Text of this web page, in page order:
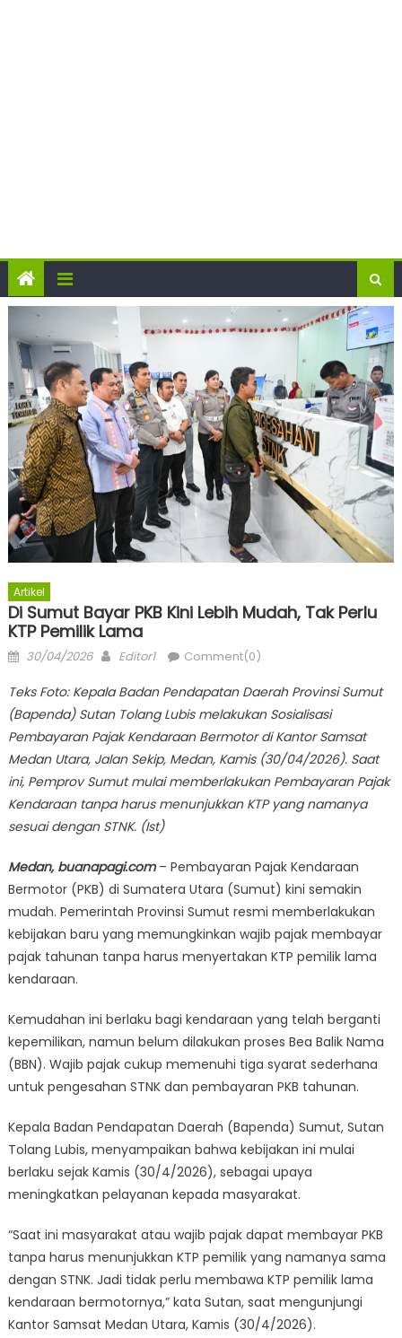
Artikel
Di Sumut Bayar PKB Kini Lebih Mudah, Tak Perlu
KTP Pemilik Lama
Posted
30/04/2026 Author
Editor1 Comment(0)
Teks Foto: Kepala Badan Pendapatan Daerah Provinsi Sumut
(Bapenda) Sutan Tolang Lubis melakukan Sosialisasi
Pembayaran Pajak Kendaraan Bermotor di Kantor Samsat
Medan Utara, Jalan Sekip, Medan, Kamis (30/04/2026). Saat
ini, Pemprov Sumut mulai memberlakukan Pembayaran Pajak
Kendaraan tanpa harus menunjukkan KTP yang namanya
sesuai dengan STNK. (Ist)
Medan, buanapagi.com– Pembayaran Pajak Kendaraan
Bermotor (PKB) di Sumatera Utara (Sumut) kini semakin
mudah. Pemerintah Provinsi Sumut resmi memberlakukan
kebijakan baru yang memungkinkan wajib pajak membayar
pajak tahunan tanpa harus menyertakan KTP pemilik lama
kendaraan.
Kemudahan ini berlaku bagi kendaraan yang telah berganti
kepemilikan, namun belum dilakukan proses Bea Balik Nama
(BBN). Wajib pajak cukup memenuhi tiga syarat sederhana
untuk pengesahan STNK dan pembayaran PKB tahunan.
Kepala Badan Pendapatan Daerah (Bapenda) Sumut, Sutan
Tolang Lubis, menyampaikan bahwa kebijakan ini mulai
berlaku sejak Kamis (30/4/2026), sebagai upaya
meningkatkan pelayanan kepada masyarakat.
“Saat ini masyarakat atau wajib pajak dapat membayar PKB
tanpa harus menunjukkan KTP pemilik yang namanya sama
dengan STNK. Jadi tidak perlu membawa KTP pemilik lama
kendaraan bermotornya,” kata Sutan, saat mengunjungi
Kantor Samsat Medan Utara, Kamis (30/4/2026).